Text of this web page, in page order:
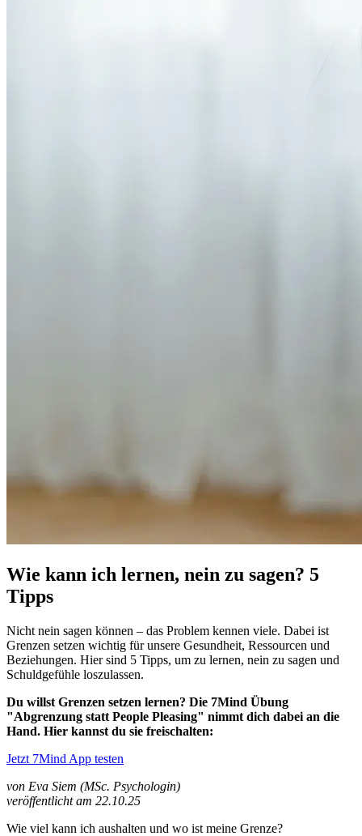
Wie kann ich lernen, nein zu sagen? 5
Tipps
Nicht nein sagen können – das Problem kennen viele. Dabei ist
Grenzen setzen wichtig für unsere Gesundheit, Ressourcen und
Beziehungen. Hier sind 5 Tipps, um zu lernen, nein zu sagen und
Schuldgefühle loszulassen.
Du willst Grenzen setzen lernen? Die 7Mind Übung
"Abgrenzung statt People Pleasing" nimmt dich dabei an die
Hand. Hier kannst du sie freischalten:
Jetzt 7Mind App testen
von Eva Siem (MSc. Psychologin)
veröffentlicht am 22.10.25
Wie viel kann ich aushalten und wo ist meine Grenze?